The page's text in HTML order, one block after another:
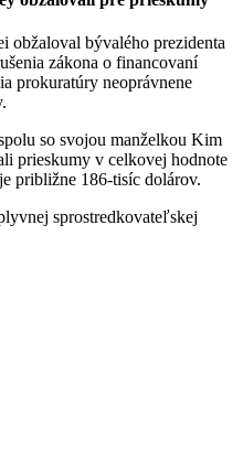
obžaloval bývalého prezidenta
zákona o financovaní
prokuratúry neoprávnene
so svojou manželkou Kim
prieskumy v celkovej hodnote
približne 186-tisíc dolárov.
sprostredkovateľskej